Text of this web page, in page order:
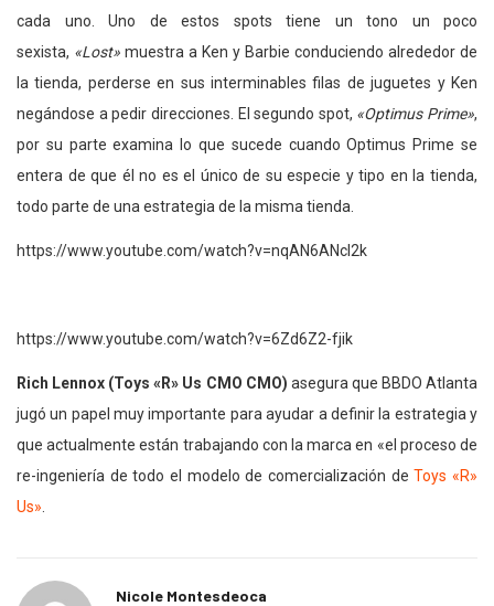
cada uno. Uno de estos spots tiene un tono un poco
sexista, «Lost» muestra a Ken y Barbie conduciendo alrededor de
la tienda, perderse en sus interminables filas de juguetes y Ken
negándose a pedir direcciones. El segundo spot, «Optimus Prime»,
por su parte examina lo que sucede cuando Optimus Prime se
entera de que él no es el único de su especie y tipo en la tienda,
todo parte de una estrategia de la misma tienda.
https://www.youtube.com/watch?v=nqAN6ANcI2k
https://www.youtube.com/watch?v=6Zd6Z2-fjik
Rich Lennox (Toys «R» Us CMO CMO) asegura que BBDO Atlanta
jugó un papel muy importante para ayudar a definir la estrategia y
que actualmente están trabajando con la marca en «el proceso de
re-ingeniería de todo el modelo de comercialización deToys «R»
Us»
Nicole Montesdeoca